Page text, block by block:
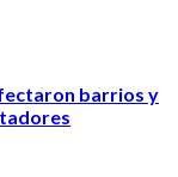
barrios y